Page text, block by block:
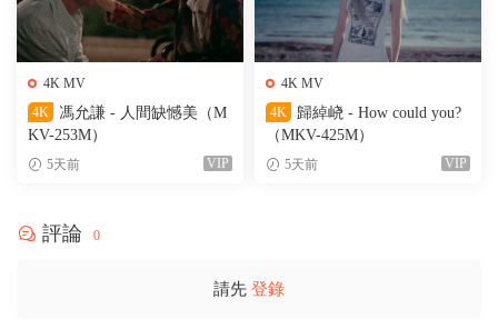
4K MV
4K
馮允謙 - 人間缺憾美（M
KV-253M）
5天前 VIP
4K MV
4K
歸綽峣 - How could you?
（MKV-425M）
5天前 VIP
評論 0
請先 登錄